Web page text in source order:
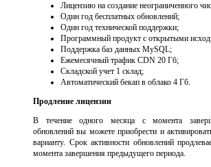
Лицензию на создание неограниченного
Один год бесплатных обновлений;
Один год технической поддержки;
Программный продукт с открытыми
Поддержка баз данных MySQL;
Ежемесячный трафик CDN 20 Гб;
Складской учет 1 склад;
Автоматический бекап в облако 4 Гб.
Продление лицензии
В течение одного месяца с момента
обновлений вы можете приобрести и
варианту. Срок активности обновлений
момента завершения предыдущего периода.